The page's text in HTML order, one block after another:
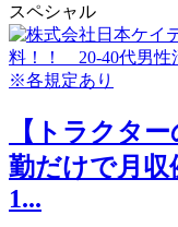
スペシャル
【トラクタ
勤だけで月収
1...